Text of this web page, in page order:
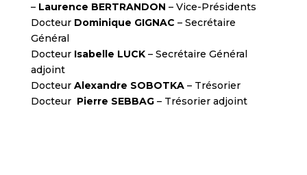
– Laurence BERTRANDON – Vice-Présidents
Docteur Dominique GIGNAC – Secrétaire
Général
Docteur Isabelle LUCK– Secrétaire Général
adjoint
Docteur Alexandre SOBOTKA– Trésorier
Docteur Pierre SEBBAG– Trésorier adjoint